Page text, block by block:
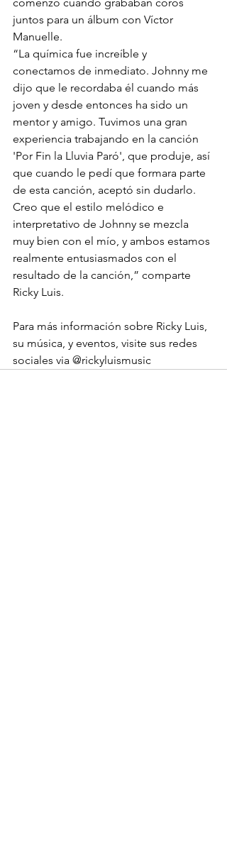
juntos para un álbum con Víctor
Manuelle.
“La química fue increíble y
conectamos de inmediato. Johnny me
dijo que le recordaba él cuando más
joven y desde entonces ha sido un
mentor y amigo. Tuvimos una gran
experiencia trabajando en la canción
'Por Fin la Lluvia Paró', que produje, así
que cuando le pedí que formara parte
de esta canción, aceptó sin dudarlo.
Creo que el estilo melódico e
interpretativo de Johnny se mezcla
muy bien con el mío, y ambos estamos
realmente entusiasmados con el
resultado de la canción,” comparte
Ricky Luis.
Para más información sobre Ricky Luis,
su música, y eventos, visite sus redes
sociales via @rickyluismusic